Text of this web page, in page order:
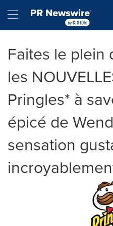
Hamburger menu
Faites le plein
les
Pringles* à
épicé de
sensation